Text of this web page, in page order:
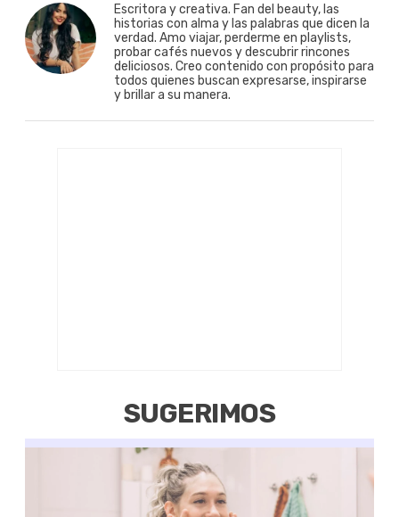
Escritora y creativa. Fan del beauty, las
historias con alma y las palabras que dicen la
verdad. Amo viajar, perderme en playlists,
probar cafés nuevos y descubrir rincones
deliciosos. Creo contenido con propósito para
todos quienes buscan expresarse, inspirarse
y brillar a su manera.
SUGERIMOS